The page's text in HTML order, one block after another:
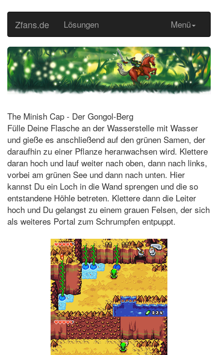
Zfans.de Lösungen Menü
The Minish Cap - Der Gongol-Berg
Fülle Deine Flasche an der Wasserstelle mit Wasser
und gieße es anschließend auf den grünen Samen, der
daraufhin zu einer Pflanze heranwachsen wird. Klettere
daran hoch und lauf weiter nach oben, dann nach links,
vorbei am grünen See und dann nach unten. Hier
kannst Du ein Loch in die Wand sprengen und die so
entstandene Höhle betreten. Klettere dann die Leiter
hoch und Du gelangst zu einem grauen Felsen, der sich
als weiteres Portal zum Schrumpfen entpuppt.